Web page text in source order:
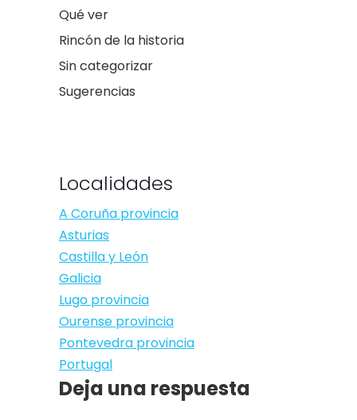
Qué ver
Rincón de la historia
Sin categorizar
Sugerencias
Localidades
A Coruña provincia
Asturias
Castilla y León
Galicia
Lugo provincia
Ourense provincia
Pontevedra provincia
Portugal
Deja una respuesta